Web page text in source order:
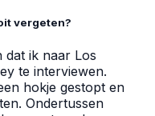
vergeten?
dat ik naar Los
te interviewen.
hokje gestopt en
Ondertussen